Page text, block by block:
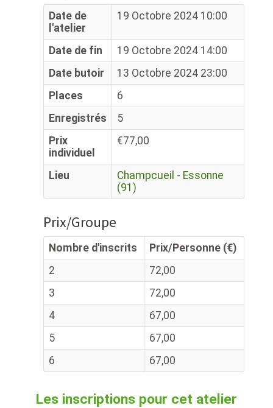
Date de
l'atelier
19 Octobre 2024 10:00
Date de fin
19 Octobre 2024 14:00
Date butoir
13 Octobre 2024 23:00
Places
6
Enregistrés
5
Prix
individuel
€77,00
Lieu
Champcueil - Essonne
(91)
Prix/Groupe
Nombre d'inscrits
Prix/Personne (€)
2
72,00
3
72,00
4
67,00
5
67,00
6
67,00
Les inscriptions pour cet atelier